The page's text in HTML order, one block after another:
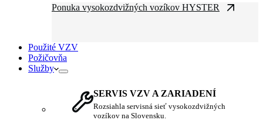
Ponuka vysokozdvižných vozíkov HYSTER
Použité VZV
Požičovňa
Služby
SERVIS VZV A ZARIADENÍ
Rozsiahla servisná sieť vysokozdvižných
vozíkov na Slovensku.